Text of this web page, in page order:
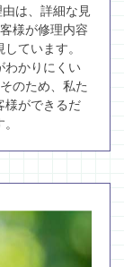
は、詳細な見
様が修理内容
ています。
わかりにくい
のため、私た
様ができるだ